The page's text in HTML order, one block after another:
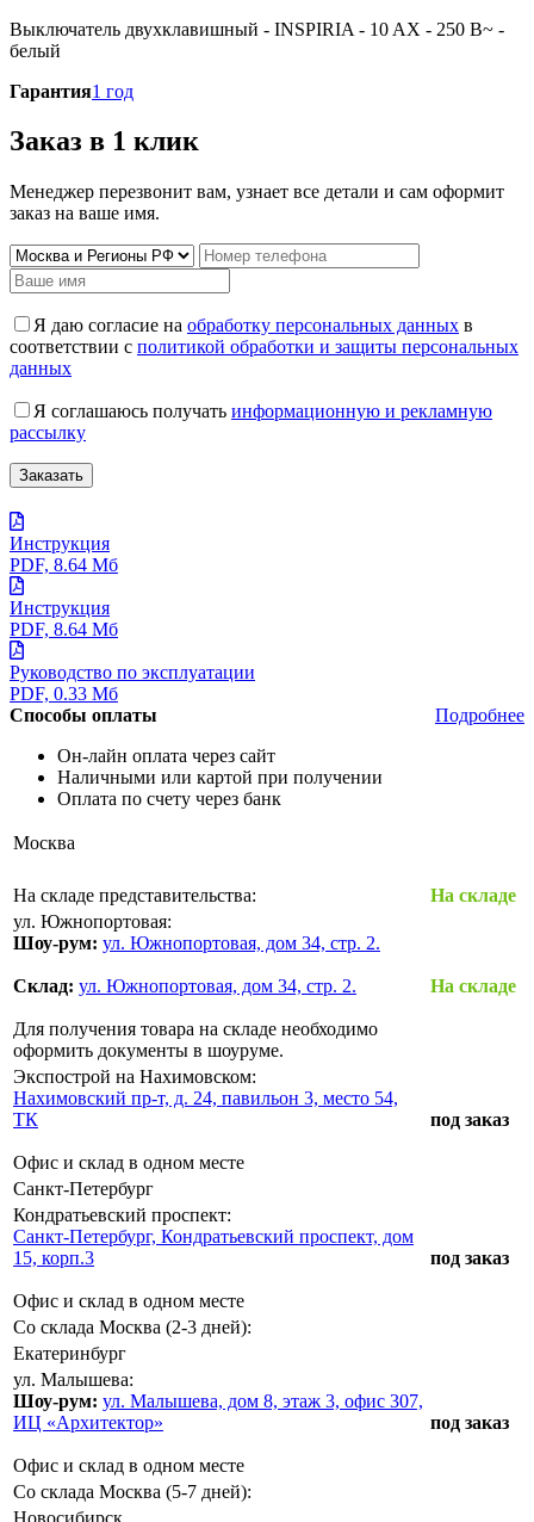
Выключатель двухклавишный - INSPIRIA - 10 AX - 250 В~ -
белый
Гарантия1 год
Заказ в 1 клик
Менеджер перезвонит вам, узнает все детали и сам оформит
заказ на ваше имя.
Я даю согласие на обработку персональных данных в
соответствии с политикой обработки и защиты персональных
данных
Я соглашаюсь получать информационную и рекламную
рассылку
Инструкция
PDF, 8.64 Мб
Инструкция
PDF, 8.64 Мб
Руководство по эксплуатации
PDF, 0.33 Мб
Способы оплаты
Подробнее
Он-лайн оплата через сайт
Наличными или картой при получении
Оплата по счету через банк
Москва
На складе представительства:
На складе
ул. Южнопортовая:
Шоу-рум: ул. Южнопортовая, дом 34, стр. 2.
Склад: ул. Южнопортовая, дом 34, стр. 2.
Для получения товара на складе необходимо
оформить документы в шоуруме.
На складе
Экспострой на Нахимовском:
Нахимовский пр-т, д. 24, павильон 3, место 54,
ТК
Офис и склад в одном месте
под заказ
Санкт-Петербург
Кондратьевский проспект:
Санкт-Петербург, Кондратьевский проспект, дом
15, корп.3
Офис и склад в одном месте
под заказ
Со склада Москва (2-3 дней):
Екатеринбург
ул. Малышева:
Шоу-рум: ул. Малышева, дом 8, этаж 3, офис 307,
ИЦ «Архитектор»
Офис и склад в одном месте
под заказ
Со склада Москва (5-7 дней):